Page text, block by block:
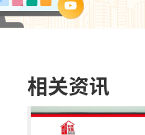
相关资讯